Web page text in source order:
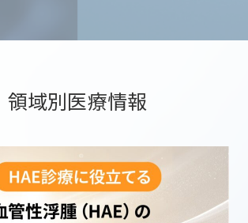
領域別医療情報